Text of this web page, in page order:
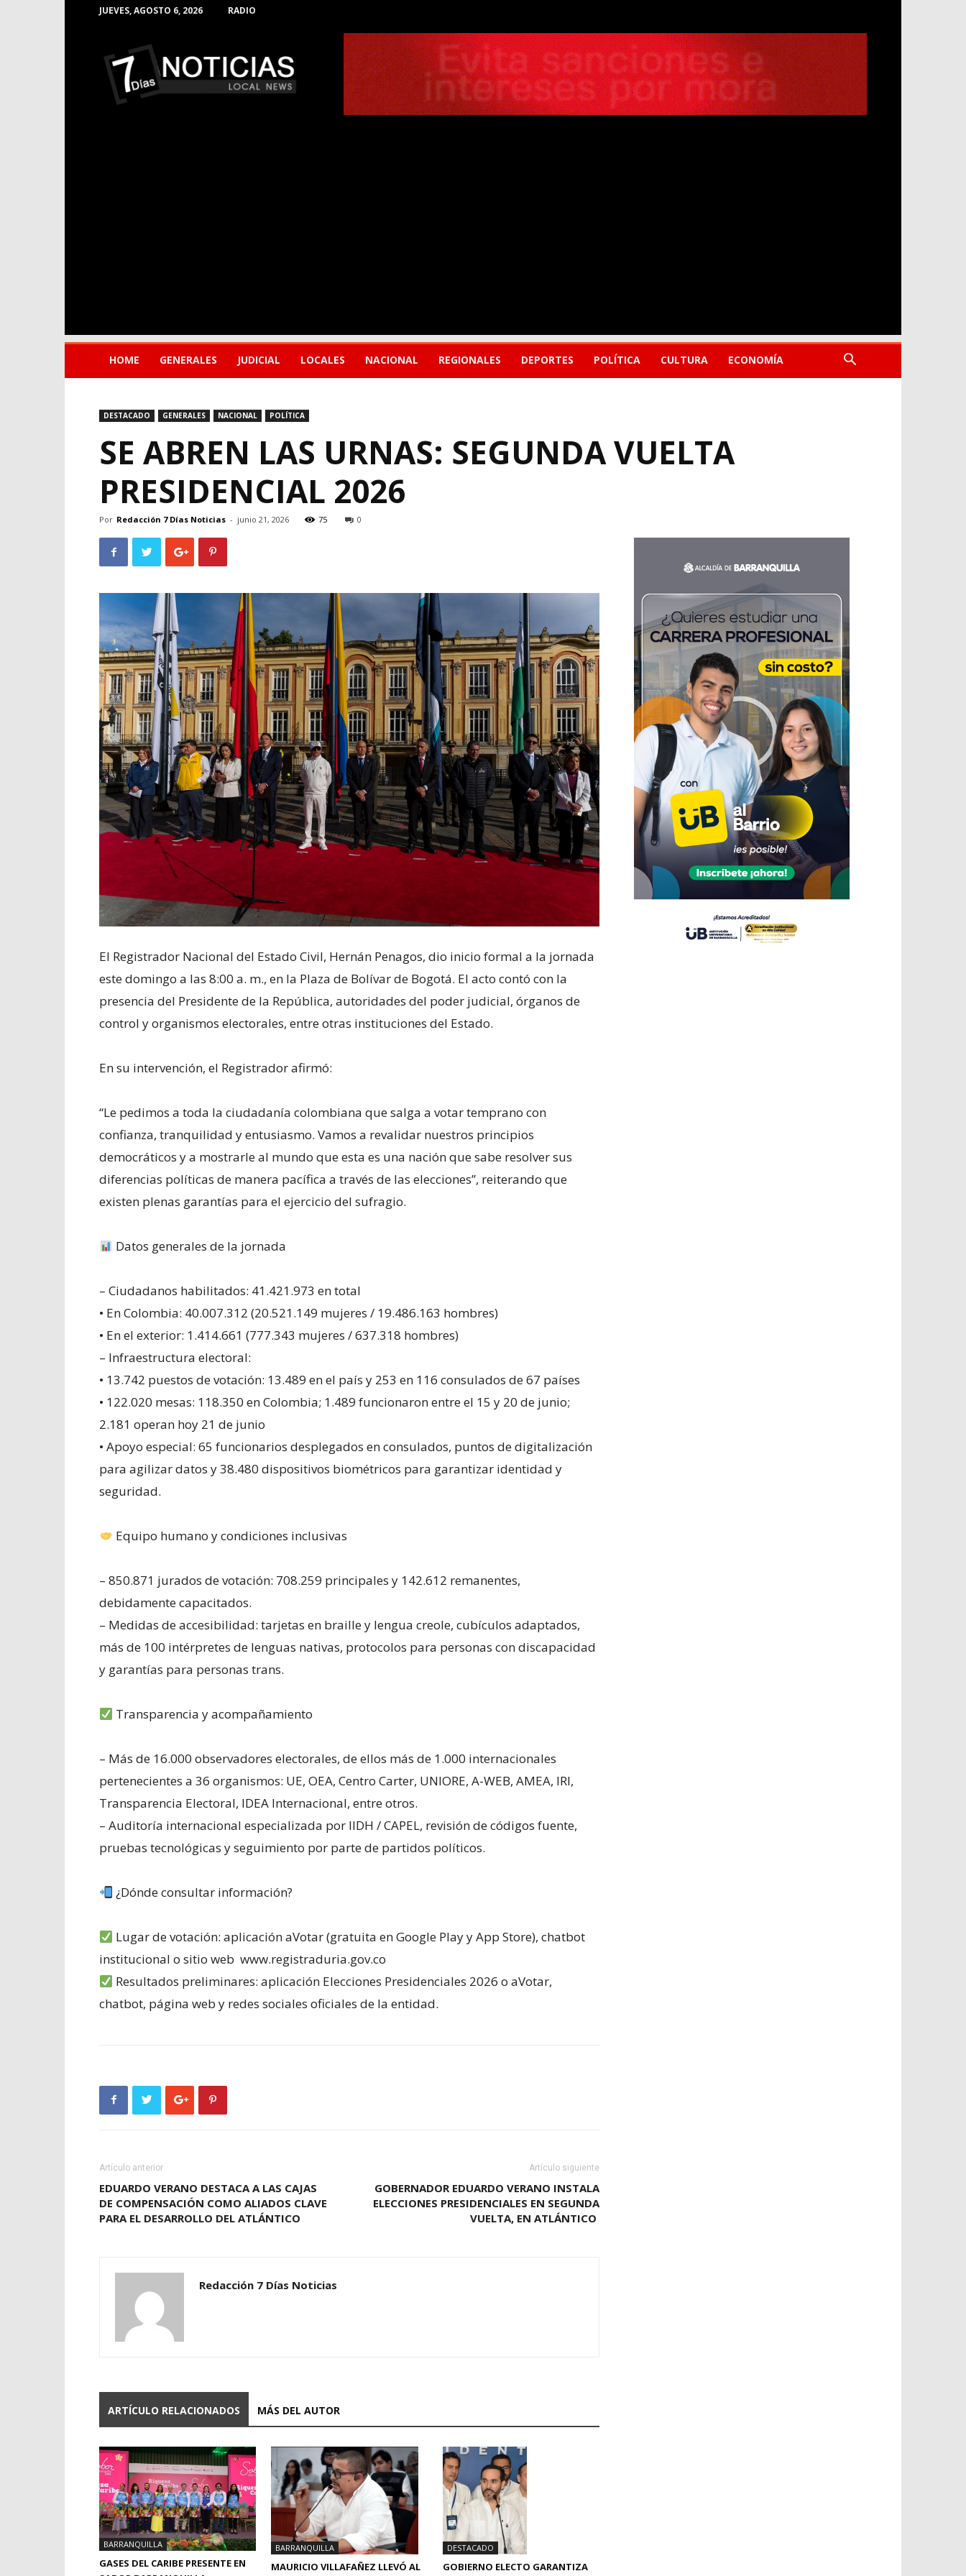
JUEVES, AGOSTO 6, 2026 RADIO
Noticias
de
Barranquilla
HOME GENERALES JUDICIAL LOCALES NACIONAL REGIONALES DEPORTES POLÍTICA CULTURA ECONOMÍA
DESTACADO GENERALES NACIONAL POLÍTICA
SE ABREN LAS URNAS: SEGUNDA VUELTA
PRESIDENCIAL 2026
Por Redacción 7 Días Noticias - junio 21, 2026 75 0
El Registrador Nacional del Estado Civil, Hernán Penagos, dio inicio formal a la jornada
este domingo a las 8:00 a. m., en la Plaza de Bolívar de Bogotá. El acto contó con la
presencia del Presidente de la República, autoridades del poder judicial, órganos de
control y organismos electorales, entre otras instituciones del Estado.
En su intervención, el Registrador afirmó:
“Le pedimos a toda la ciudadanía colombiana que salga a votar temprano con
confianza, tranquilidad y entusiasmo. Vamos a revalidar nuestros principios
democráticos y a mostrarle al mundo que esta es una nación que sabe resolver sus
diferencias políticas de manera pacífica a través de las elecciones”, reiterando que
existen plenas garantías para el ejercicio del sufragio.
Datos generales de la jornada
– Ciudadanos habilitados: 41.421.973 en total
• En Colombia: 40.007.312 (20.521.149 mujeres / 19.486.163 hombres)
• En el exterior: 1.414.661 (777.343 mujeres / 637.318 hombres)
– Infraestructura electoral:
• 13.742 puestos de votación: 13.489 en el país y 253 en 116 consulados de 67 países
• 122.020 mesas: 118.350 en Colombia; 1.489 funcionaron entre el 15 y 20 de junio;
2.181 operan hoy 21 de junio
• Apoyo especial: 65 funcionarios desplegados en consulados, puntos de digitalización
para agilizar datos y 38.480 dispositivos biométricos para garantizar identidad y
seguridad.
Equipo humano y condiciones inclusivas
– 850.871 jurados de votación: 708.259 principales y 142.612 remanentes,
debidamente capacitados.
– Medidas de accesibilidad: tarjetas en braille y lengua creole, cubículos adaptados,
más de 100 intérpretes de lenguas nativas, protocolos para personas con discapacidad
y garantías para personas trans.
Transparencia y acompañamiento
– Más de 16.000 observadores electorales, de ellos más de 1.000 internacionales
pertenecientes a 36 organismos: UE, OEA, Centro Carter, UNIORE, A-WEB, AMEA, IRI,
Transparencia Electoral, IDEA Internacional, entre otros.
– Auditoría internacional especializada por IIDH / CAPEL, revisión de códigos fuente,
pruebas tecnológicas y seguimiento por parte de partidos políticos.
¿Dónde consultar información?
Lugar de votación: aplicación aVotar (gratuita en Google Play y App Store), chatbot
institucional o sitio web www.registraduria.gov.co
Resultados preliminares: aplicación Elecciones Presidenciales 2026 o aVotar,
chatbot, página web y redes sociales oficiales de la entidad.
Artículo anterior
EDUARDO VERANO DESTACA A LAS CAJAS
DE COMPENSACIÓN COMO ALIADOS CLAVE
PARA EL DESARROLLO DEL ATLÁNTICO
Artículo siguiente
GOBERNADOR EDUARDO VERANO INSTALA
ELECCIONES PRESIDENCIALES EN SEGUNDA
VUELTA, EN ATLÁNTICO
Redacción 7 Días Noticias
ARTÍCULO RELACIONADOS MÁS DEL AUTOR
BARRANQUILLA
GASES DEL CARIBE PRESENTE EN
BARRANQUILLA
MAURICIO VILLAFAÑEZ LLEVÓ AL
DESTACADO
GOBIERNO ELECTO GARANTIZA